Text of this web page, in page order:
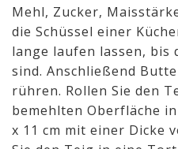
Mehl, Zucker,
die Schüssel einer
lange laufen lassen, bis
sind. Anschließend
rühren. Rollen Sie den
bemehlten Oberfläche
x 11 cm mit einer Dicke